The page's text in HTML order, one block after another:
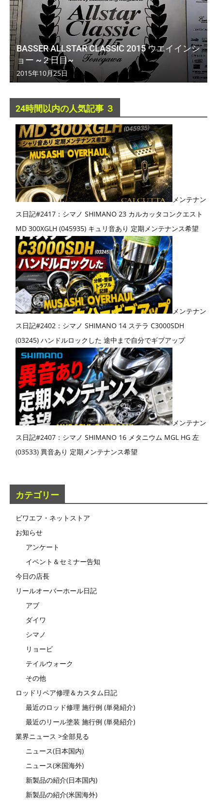
BASSER ALLSTAR CLASSIC 2015 ウエイインシ
ョー ~２日目~
2015年10月25日
24時間以内の人気記事 ３
メンテナン
ス日記#2417：シマノ SHIMANO 23 カルカッタコンクエスト
MD 300XGLH (045935) キュリ音あり 定期メンテナンス希望
メンテナン
ス日記#2402：シマノ SHIMANO 14 ステラ C3000SDH
(03245) ハンドルロックした 途中まで自分でギブアップ
メンテナン
ス日記#2407：シマノ SHIMANO 16 メタニウム MGL HG 左
(03533) 異音あり 定期メンテナンス希望
カテゴリー
ビワエフ・ネットストア
お知らせ
アンケート
イベント＆セミナー告知
今日の店長
リールオーバーホール日記
アブ
ダイワ
シマノ
リョービ
テイルウォーク
その他
ロッドリペア修理＆カスタム日記
最近のロッド修理 施行例 (単発紹介)
最近のリール塗装 施行例 (単発紹介)
業界ニュース >全部見る
ニュース(日本国内)
ニュース(米国海外)
新製品の紹介(日本国内)
新製品の紹介(米国海外)